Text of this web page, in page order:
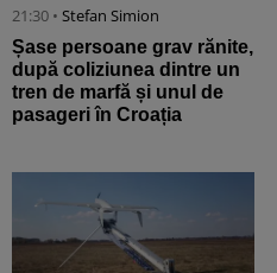
21:30 • Stefan Simion
Șase persoane grav rănite,
după coliziunea dintre un
tren de marfă și unul de
pasageri în Croația